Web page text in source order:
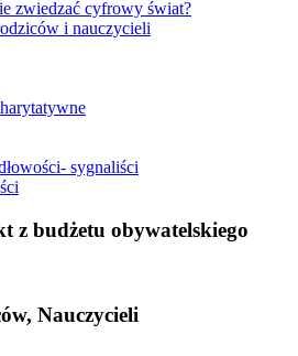
zwiedzać cyfrowy świat?
i nauczycieli
sygnaliści
z budżetu obywatelskiego
Nauczycieli